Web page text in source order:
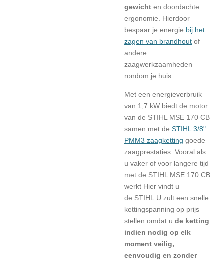
gewicht en doordachte
ergonomie.
Hierdoor
bespaar je energie bij het
zagen van brandhout of
andere
zaagwerkzaamheden
rondom je huis.
Met een energieverbruik
van 1,7 kW biedt de motor
van de STIHL MSE 170 CB
samen met de STIHL 3/8"
PMM3 zaagketting goede
zaagprestaties. Vooral als
u vaker of voor langere tijd
met de STIHL MSE 170 CB
werkt Hier vindt u
de STIHL
U zult een snelle
kettingspanning op prijs
stellen omdat u de ketting
indien nodig op elk
moment veilig,
eenvoudig en zonder